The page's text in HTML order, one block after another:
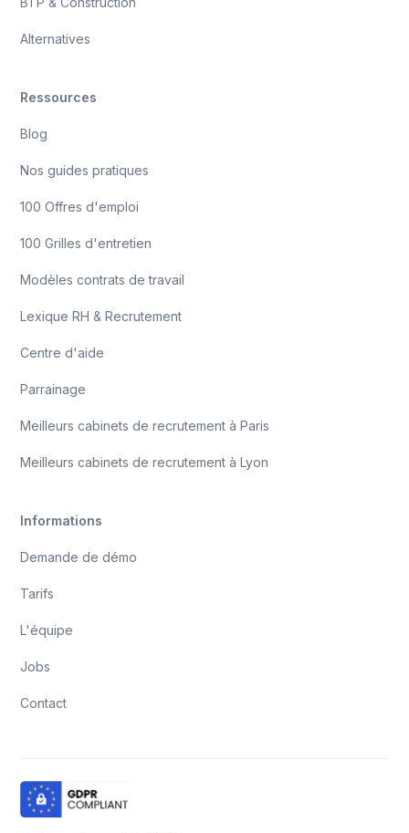
Alternatives
Ressources
Blog
Nos guides pratiques
100 Offres d'emploi
100 Grilles d'entretien
Modèles contrats de travail
Lexique RH & Recrutement
Centre d'aide
Parrainage
Meilleurs cabinets de recrutement à Paris
Meilleurs cabinets de recrutement à Lyon
Informations
Demande de démo
Tarifs
L'équipe
Jobs
Contact